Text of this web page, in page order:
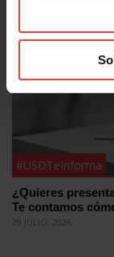
#USOTeInforma
¿Quieres
Te contamos
29 JULIO, 2026